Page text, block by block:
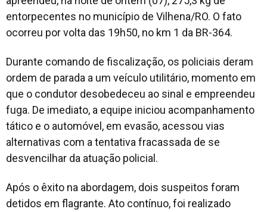
entorpecentes no município de Vilhena/RO. O fato
ocorreu por volta das 19h50, no km 1 da BR-364.
Durante comando de fiscalização, os policiais deram
ordem de parada a um veículo utilitário, momento em
que o condutor desobedeceu ao sinal e empreendeu
fuga. De imediato, a equipe iniciou acompanhamento
tático e o automóvel, em evasão, acessou vias
alternativas com a tentativa fracassada de se
desvencilhar da atuação policial.
Após o êxito na abordagem, dois suspeitos foram
detidos em flagrante. Ato contínuo, foi realizado